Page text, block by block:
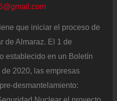
que iniciar el proceso de
de Almaraz. El 1 de
establecido en un Boletín
2020, las empresas
desmantelamiento: